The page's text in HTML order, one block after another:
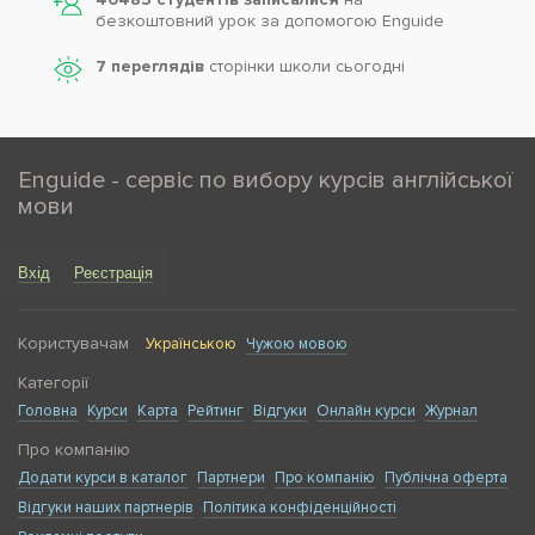
безкоштовний урок за допомогою Enguide
7 переглядів сторінки школи cьогодні
Enguide - сервіс по вибору курсів англійської
мови
Вхід Реєстрація
Користувачам Українською Чужою мовою
Категорії
Головна Курси Карта Рейтинг Відгуки Онлайн курси Журнал
Про компанію
Додати курси в каталог Партнери Про компанію
Публічна оферта
Відгуки наших партнерів
Політика конфіденційності